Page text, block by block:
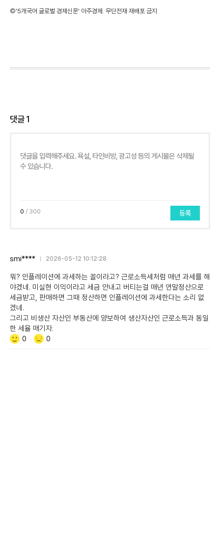
©'5개국어 글로벌 경제신문' 아주경제. 무단전재·재배포 금지
댓글1
0 / 300 등록
smi**** 2026-05-12 10:12:28
뭐? 인플레이션에 과세하는 꼴이라고? 근로소득세처럼 매년 과세를 해
야겠네. 미실현 이익이라고 세금 안내고 버티는걸 매년 연말정산으로
세금받고, 판매하면 그때 정산하면 인플레이션에 과세한다는 소리 없
겠네.
그리고 비생산 자산인 부동산에 양보하여 생산자산인 근로소득과 동일
한 세율 매기자.
Like/Dislike
공
0
비
0